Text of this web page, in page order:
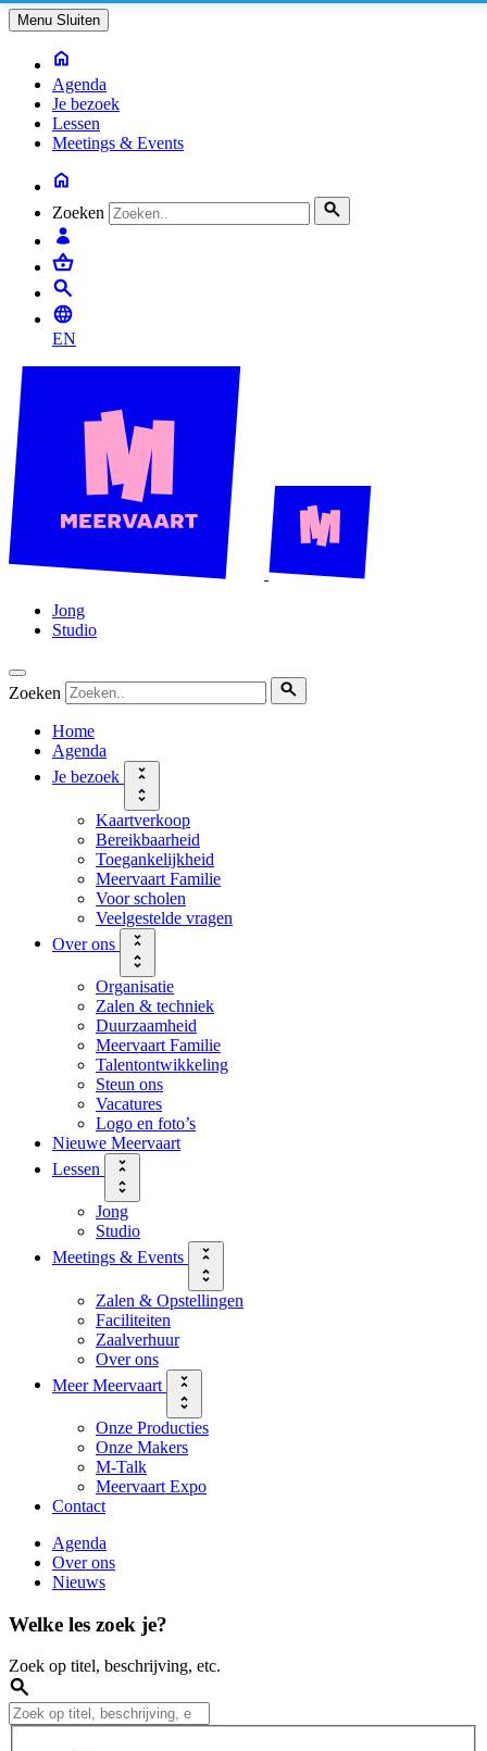
Menu Sluiten
Agenda
Je bezoek
Lessen
Meetings & Events
Zoeken
EN
Jong
Studio
Zoeken
Home
Agenda
Je bezoek
Kaartverkoop
Bereikbaarheid
Toegankelijkheid
Meervaart Familie
Voor scholen
Veelgestelde vragen
Over ons
Organisatie
Zalen & techniek
Duurzaamheid
Meervaart Familie
Talentontwikkeling
Steun ons
Vacatures
Logo en foto’s
Nieuwe Meervaart
Lessen
Jong
Studio
Meetings & Events
Zalen & Opstellingen
Faciliteiten
Zaalverhuur
Over ons
Meer Meervaart
Onze Producties
Onze Makers
M-Talk
Meervaart Expo
Contact
Agenda
Over ons
Nieuws
Welke les zoek je?
Zoek op titel, beschrijving, etc.